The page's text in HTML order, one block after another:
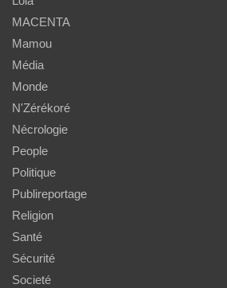
MACENTA
Mamou
Média
Monde
N'Zérékoré
Nécrologie
People
Politique
Publireportage
Religion
Santé
Sécurité
Societé